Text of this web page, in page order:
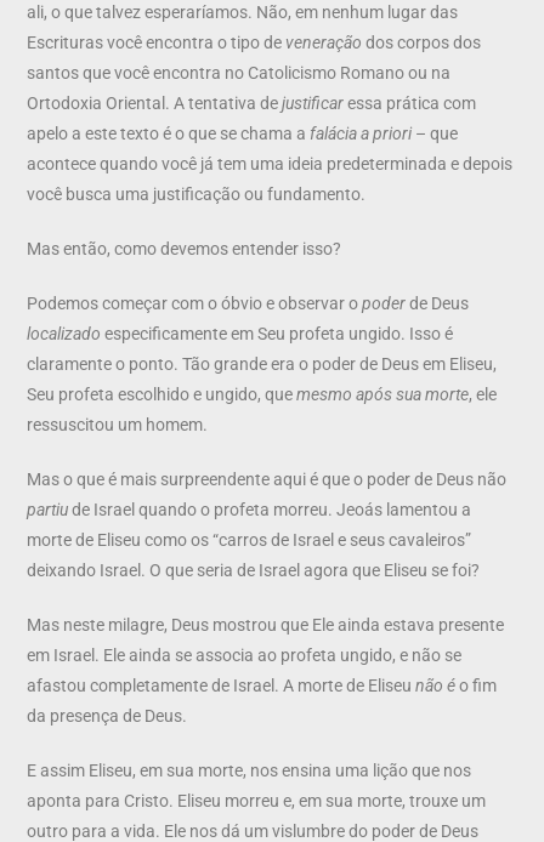
ali, o que talvez esperaríamos. Não, em nenhum lugar das
Escrituras você encontra o tipo de veneração dos corpos dos
santos que você encontra no Catolicismo Romano ou na
Ortodoxia Oriental. A tentativa dejustificaressa prática com
apelo a este texto é o que se chama a falácia a priori – que
acontece quando você já tem uma ideia predeterminada e depois
você busca uma justificação ou fundamento.
Mas então, como devemos entender isso?
Podemos começar com o óbvio e observar opoderde Deus
localizado especificamente em Seu profeta ungido. Isso é
claramente o ponto. Tão grande era o poder de Deus em Eliseu,
Seu profeta escolhido e ungido, quemesmo após sua morte, ele
ressuscitou um homem.
Mas o que é mais surpreendente aqui é que o poder de Deus não
partiude Israel quando o profeta morreu. Jeoás lamentou a
morte de Eliseu como os “carros de Israel e seus cavaleiros”
deixando Israel. O que seria de Israel agora que Eliseu se foi?
Mas neste milagre, Deus mostrou que Ele ainda estava presente
em Israel. Ele ainda se associa ao profeta ungido, e não se
afastou completamente de Israel. A morte de Eliseunão éo fim
da presença de Deus.
E assim Eliseu, em sua morte, nos ensina uma lição que nos
aponta para Cristo. Eliseu morreu e, em sua morte, trouxe um
outro para a vida. Ele nos dá um vislumbre do poder de Deus